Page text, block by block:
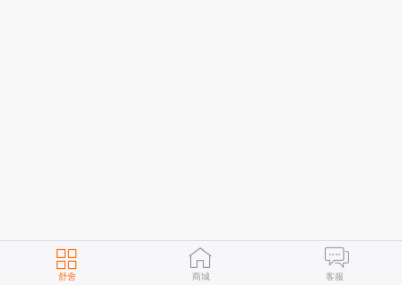
舒舍 商城 客服